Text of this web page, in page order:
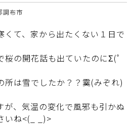
調布市
くて、家から出たくない１日で
桜の開花話も出ていたのにΣ(ﾟ
所は雪でしたか？？霙(みぞれ)
が、気温の変化で風邪も引かぬ
いね<(_ _)>